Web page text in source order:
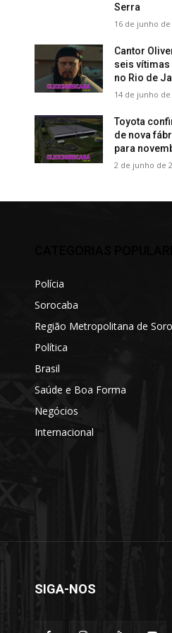
Serra
16 de junho de
Cantor
seis vítimas
no Rio de
14 de junho de
Toyota
de nova
para
2 de junho de
Polícia
Sorocaba
Região Metropolitana de
Política
Brasil
Saúde e Boa Forma
Negócios
Internacional
SIGA-NOS